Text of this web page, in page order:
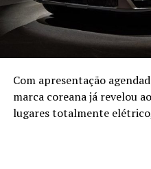
Com apresentação
marca coreana já revelou
lugares totalmente